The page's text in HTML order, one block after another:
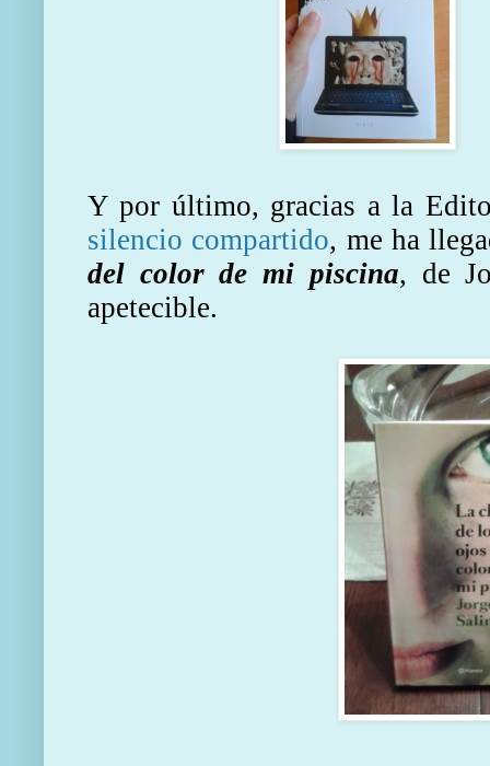
Y por último, gracias a la
silencio compartido, me ha
del color de mi piscina, de
apetecible.